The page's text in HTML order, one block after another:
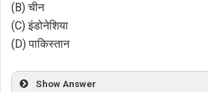
(B) चीन
(C) इंडोनेशिया
(D) पाकिस्तान
Show Answer